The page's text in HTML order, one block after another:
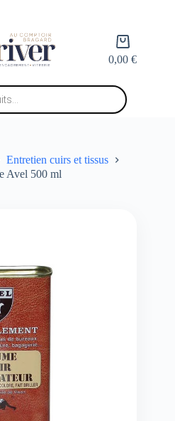
Panier
d’achat
0,00€
Entretien cuirs et tissus
Avel 500 ml